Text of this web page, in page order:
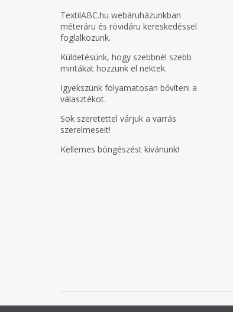
TextilABC.hu webáruházunkban
méteráru és rövidáru kereskedéssel
foglalkozunk.
Küldetésünk, hogy szebbnél szebb
mintákat hozzunk el nektek.
Igyekszünk folyamatosan bővíteni a
választékot.
Sok szeretettel várjuk a varrás
szerelmeseit!
Kellemes böngészést kívánunk!